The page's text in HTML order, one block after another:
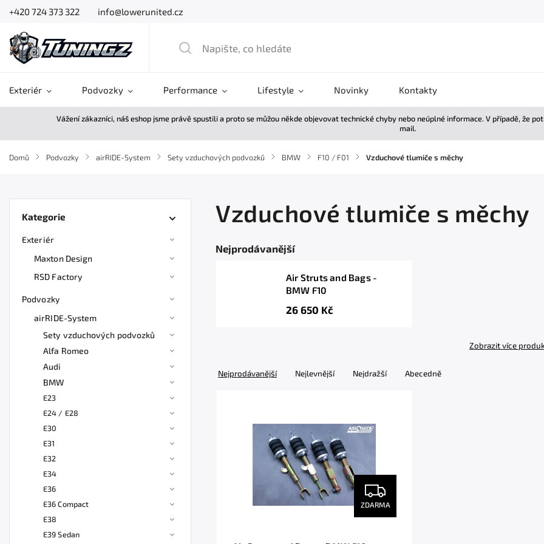
+420 724 373 322 info@lowerunited.cz
Exteriér Podvozky Performance Lifestyle Novinky Kontakty
Vážení zákazníci, náš eshop jsme právě spustili a proto se můžou někde objevovat technické chyby nebo neúplné informace. V případě, že
mail.
Domů / Podvozky / airRIDE-System / Sety vzduchových podvozků / BMW / F10 / F01 / Vzduchové tlumiče s měchy
Kategorie
Exteriér
Maxton Design
RSD Factory
Podvozky
airRIDE-System
Sety vzduchových podvozků
Alfa Romeo
Audi
BMW
E23
E24 / E28
E30
E31
E32
E34
E36
E36 Compact
E38
E39 Sedan
Vzduchové tlumiče s měchy
Nejprodávanější
Air Struts and Bags -
BMW F10
26 650 Kč
Zobrazit více
Nejprodávanější Nejlevnější Nejdražší Abecedně
ZDARMA